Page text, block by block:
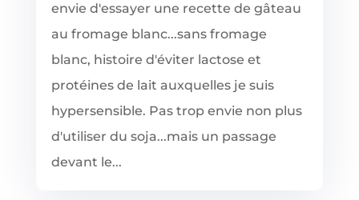
envie d'essayer une recette de gâteau
au fromage blanc...sans fromage
blanc, histoire d'éviter lactose et
protéines de lait auxquelles je suis
hypersensible. Pas trop envie non plus
d'utiliser du soja...mais un passage
devant le...